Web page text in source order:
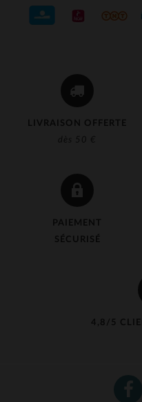
LIVRAISON OFFERTE
dès 50 €
PAIEMENT
SÉCURISÉ
4,8/5